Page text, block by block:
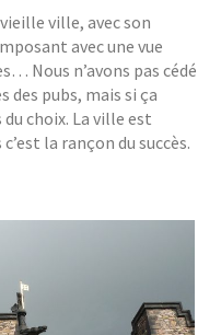
ville, avec son
avec une vue
Nous n’avons pas cédé
des pubs, mais si ça
du choix. La ville est
la rançon du succès.